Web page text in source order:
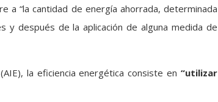
a “la cantidad de energía ahorrada, determinada
y después de la aplicación de alguna medida de
la eficiencia energética consiste en “utilizar